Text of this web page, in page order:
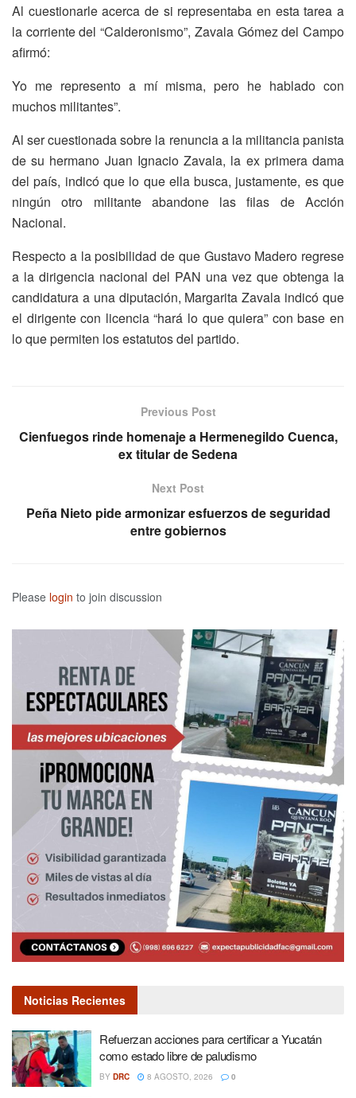
Al cuestionarle acerca de si representaba en esta tarea a
la corriente del “Calderonismo”, Zavala Gómez del Campo
afirmó:
Yo me represento a mí misma, pero he hablado con
muchos militantes”.
Al ser cuestionada sobre la renuncia a la militancia panista
de su hermano Juan Ignacio Zavala, la ex primera dama
del país, indicó que lo que ella busca, justamente, es que
ningún otro militante abandone las filas de Acción
Nacional.
Respecto a la posibilidad de que Gustavo Madero regrese
a la dirigencia nacional del PAN una vez que obtenga la
candidatura a una diputación, Margarita Zavala indicó que
el dirigente con licencia “hará lo que quiera” con base en
lo que permiten los estatutos del partido.
Previous Post
Cienfuegos rinde homenaje a Hermenegildo Cuenca,
ex titular de Sedena
Next Post
Peña Nieto pide armonizar esfuerzos de seguridad
entre gobiernos
Please login to join discussion
Noticias Recientes
Refuerzan acciones para certificar a Yucatán
como estado libre de paludismo
BY DRC 8 AGOSTO, 2026 0